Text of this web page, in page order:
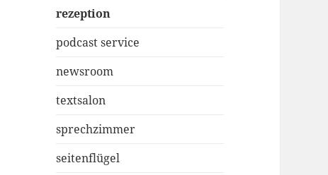
rezeption
podcast service
newsroom
textsalon
sprechzimmer
seitenflügel